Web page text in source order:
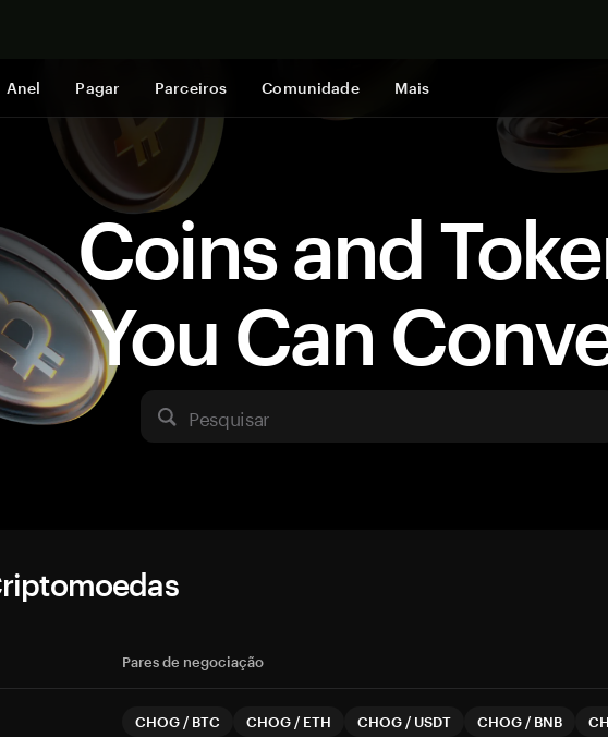
Anel Pagar Parceiros Comunidade Mais
Coins and
You Can
Pesquisar
Pares de negociação
CHOG / BTC CHOG / ETH CHOG / USDT CHOG / BNB